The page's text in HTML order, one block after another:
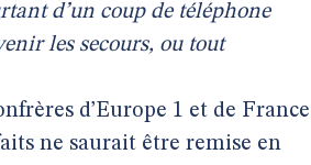
d’un coup de téléphone
les secours, ou tout
d’Europe 1 et de France
ne saurait être remise en